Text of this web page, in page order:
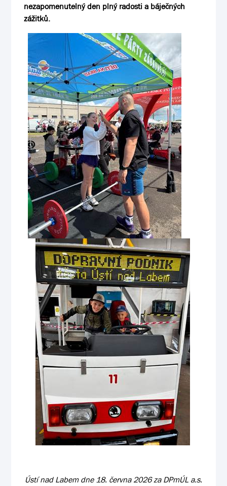
nezapomenutelný den plný radosti a báječných
zážitků.
Ústí nad Labem dne 18. června 2026 za DPmÚL a.s.